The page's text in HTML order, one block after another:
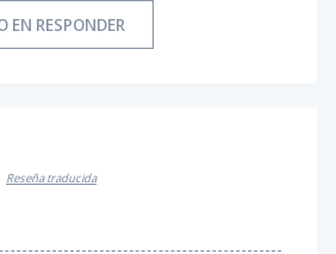
EN RESPONDER
Reseña traducida